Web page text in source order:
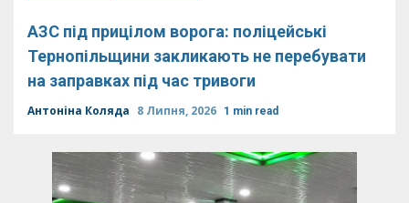
АЗС під прицілом ворога: поліцейські
Тернопільщини закликають не перебувати
на заправках під час тривоги
Антоніна Коляда 8 Липня, 2026 1 min read